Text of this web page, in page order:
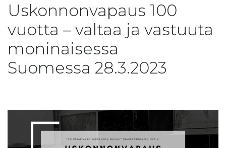
Uskonnonvapaus 100
vuotta – valtaa ja vastuuta
moninaisessa
Suomessa 28.3.2023